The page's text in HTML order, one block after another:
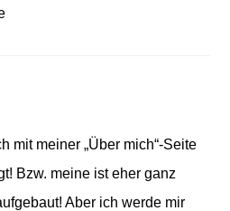
mit meiner „Über mich“-Seite
Bzw. meine ist eher ganz
Aber ich werde mir